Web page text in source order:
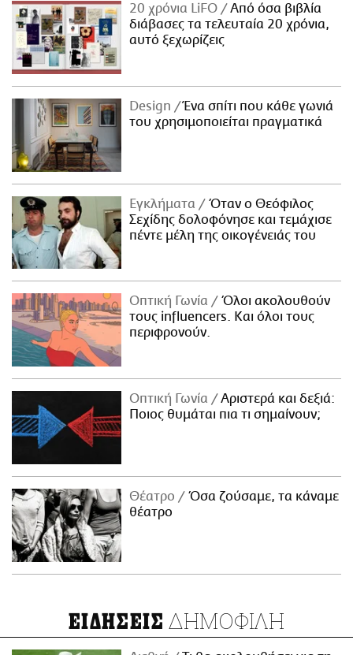
20 χρόνια LiFO
Από όσα βιβλία
διάβασες τα τελευταία 20 χρόνια,
αυτό ξεχωρίζεις
Design
Ένα σπίτι που κάθε γωνιά
του χρησιμοποιείται πραγματικά
Εγκλήματα
Όταν ο Θεόφιλος
Σεχίδης δολοφόνησε και τεμάχισε
πέντε μέλη της οικογένειάς του
Οπτική Γωνία
Όλοι ακολουθούν
τους influencers. Και όλοι τους
περιφρονούν.
Οπτική Γωνία
Αριστερά και δεξιά:
Ποιος θυμάται πια τι σημαίνουν;
Θέατρο
Όσα ζούσαμε, τα κάναμε
θέατρο
ΕΙΔΗΣΕΙΣ ΔΗΜΟΦΙΛΗ